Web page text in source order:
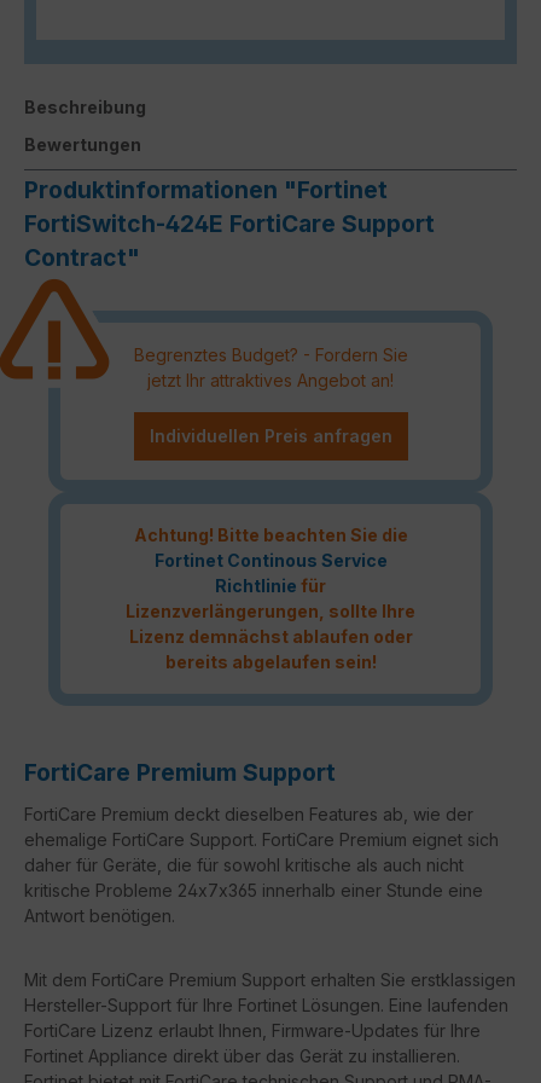
Beschreibung
Bewertungen
Produktinformationen "Fortinet
FortiSwitch-424E FortiCare Support
Contract"
Begrenztes Budget? - Fordern Sie
jetzt Ihr attraktives Angebot an!
Individuellen Preis anfragen
Achtung! Bitte beachten Sie die
Fortinet Continous Service
Richtlinie für
Lizenzverlängerungen, sollte Ihre
Lizenz demnächst ablaufen oder
bereits abgelaufen sein!
FortiCare Premium Support
FortiCare Premium deckt dieselben Features ab, wie der
ehemalige FortiCare Support. FortiCare Premium eignet sich
daher für Geräte, die für sowohl kritische als auch nicht
kritische Probleme 24x7x365 innerhalb einer Stunde eine
Antwort benötigen.
Mit dem FortiCare Premium Support erhalten Sie erstklassigen
Hersteller-Support für Ihre Fortinet Lösungen. Eine laufenden
FortiCare Lizenz erlaubt Ihnen, Firmware-Updates für Ihre
Fortinet Appliance direkt über das Gerät zu installieren.